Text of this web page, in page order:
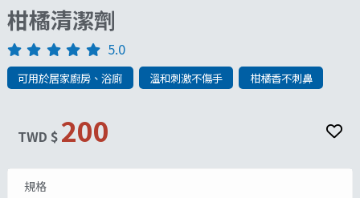
柑橘清潔劑
5.0
可用於居家廚房、浴廁 溫和刺激不傷手 柑橘香不刺鼻
TWD $ 200
規格